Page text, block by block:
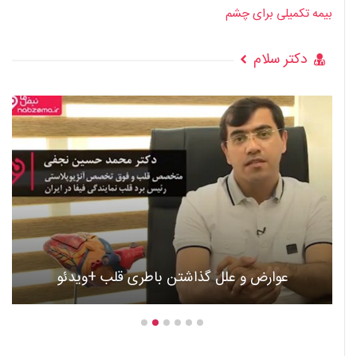
بیمه تکمیلی برای چشم
دکتر سلام
عوارض و علل گذاشتن باطری قلب +ویدئو